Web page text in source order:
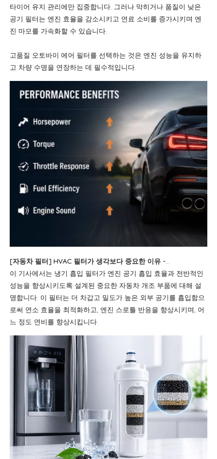
타이어 유지 관리에만 집중합니다. 그러나 막히거나 품질이 낮은
공기 필터는 엔진 효율을 감소시키고 연료 소비를 증가시키며 엔
진 마모를 가속화할 수 있습니다.
고품질 오토바이 에어 필터를 선택하는 것은 엔진 성능을 유지하
고 차량 수명을 연장하는 데 필수적입니다.
[자동차 필터] HVAC 필터가 생각보다 중요한 이유 - 실내 공기 질 개선은 올바른 필터로 시작됩니다
이 기사에서는 냉기 흡입 필터가 엔진 공기 흡입 효율과 전반적인
성능을 향상시키도록 설계된 중요한 자동차 개조 부품에 대해 설
명합니다. 이 필터는 더 차갑고 밀도가 높은 외부 공기를 흡입함으
로써 연소 효율을 최적화하고, 엔진 스로틀 반응을 향상시키며, 어
느 정도 연비를 향상시킵니다.